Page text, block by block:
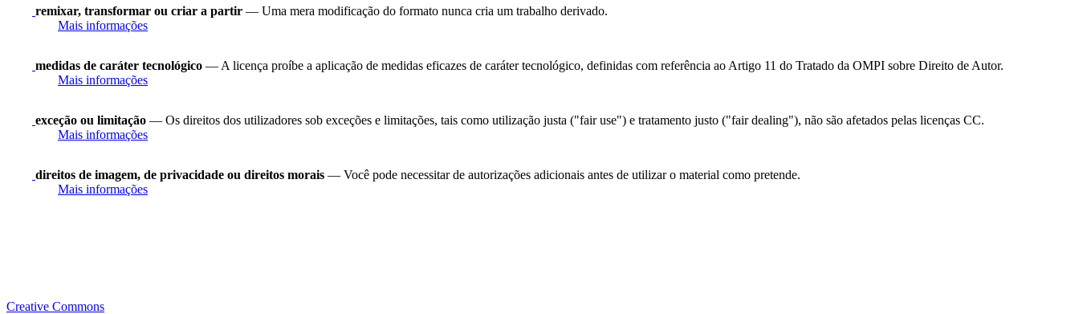
remixar, transformar ou criar a partir — Uma mera modificação do formato nunca cria um trabalho derivado.
Mais informações
medidas de caráter tecnológico — A licença proíbe a aplicação de medidas eficazes de caráter tecnológico, definidas com referência ao Artigo 11 do Tratado da OMPI sobre Direito de Autor.
Mais informações
exceção ou limitação — Os direitos dos utilizadores sob exceções e limitações, tais como utilização justa ("fair use") e tratamento justo ("fair dealing"), não são afetados pelas licenças CC.
Mais informações
direitos de imagem, de privacidade ou direitos morais — Você pode necessitar de autorizações adicionais antes de utilizar o material como pretende.
Mais informações
Creative Commons